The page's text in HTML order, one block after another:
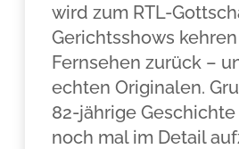
wird zum RTL-
Gerichtsshows
Fernsehen zurück –
echten Originalen.
82-jährige
noch mal im Detail